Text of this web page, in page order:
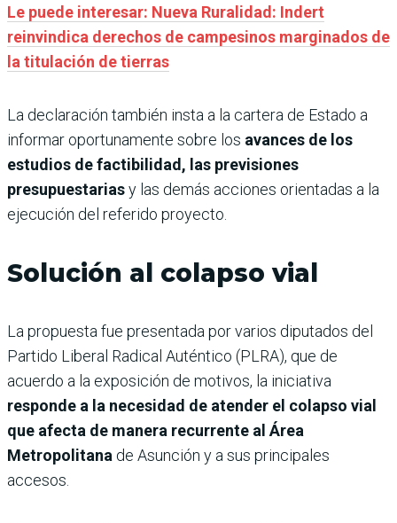
Le puede interesar: Nueva Ruralidad: Indert
reinvindica derechos de campesinos marginados de
la titulación de tierras
La declaración también insta a la cartera de Estado a
informar oportunamente sobre los avances de los
estudios de factibilidad, las previsiones
presupuestariasy las demás acciones orientadas a la
ejecución del referido proyecto.
Solución al colapso vial
La propuesta fue presentada por varios diputados del
Partido Liberal Radical Auténtico (PLRA), que de
acuerdo a la exposición de motivos, la iniciativa
responde a la necesidad de atender el colapso vial
que afecta de manera recurrente al Área
Metropolitana de Asunción y a sus principales
accesos.